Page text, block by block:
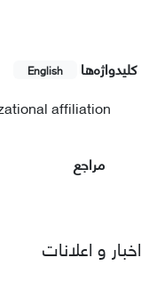
کلیدواژه‌ها English
affiliation
مراجع
اخبار و اعلانات